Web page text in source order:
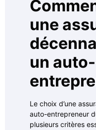
une
un auto-
Le choix d’une
auto-entrepreneur
plusieurs critères